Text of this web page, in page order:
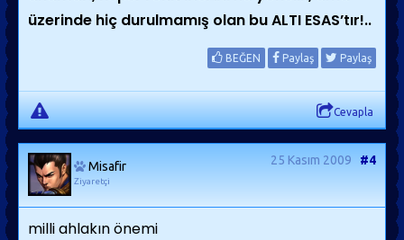
üzerinde hiç durulmamış olan bu ALTI ESAS’tır!..
BEĞEN Paylaş Paylaş
Cevapla
Misafir
Ziyaretçi
25 Kasım 2009 #4
milli ahlakın önemi